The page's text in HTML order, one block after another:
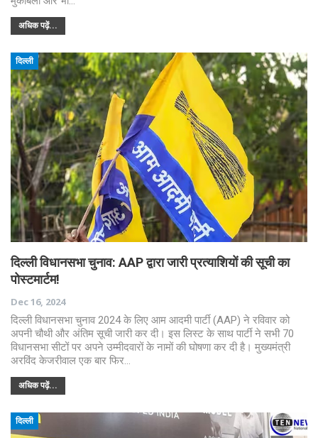
अधिक पढ़ें...
दिल्ली
दिल्ली विधानसभा चुनाव: AAP द्वारा जारी प्रत्याशियों की सूची का
पोस्टमार्टम!
Dec 16, 2024
दिल्ली विधानसभा चुनाव 2024 के लिए आम आदमी पार्टी (AAP) ने रविवार को
अपनी चौथी और अंतिम सूची जारी कर दी। इस लिस्ट के साथ पार्टी ने सभी 70
विधानसभा सीटों पर अपने उम्मीदवारों के नामों की घोषणा कर दी है। मुख्यमंत्री
अरविंद केजरीवाल एक बार फिर…
अधिक पढ़ें...
दिल्ली